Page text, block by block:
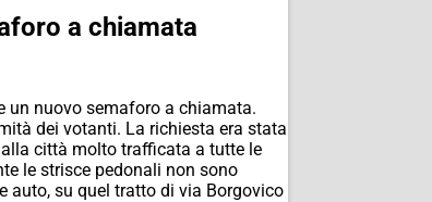
a chiamata
un nuovo semaforo a chiamata.
dei votanti. La richiesta era stata
città molto trafficata a tutte le
le strisce pedonali non sono
auto, su quel tratto di via Borgovico